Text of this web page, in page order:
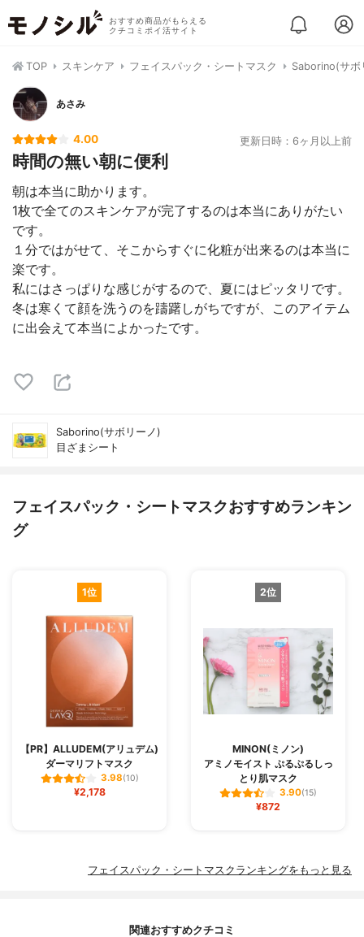
おすすめ商品がもらえる
クチコミポイ活サイト
TOP スキンケア フェイスパック・シートマスク Saborino(サボ
あさみ
4.00 更新日時：6ヶ月以上前
時間の無い朝に便利
朝は本当に助かります。
1枚で全てのスキンケアが完了するのは本当にありがたい
です。
１分ではがせて、そこからすぐに化粧が出来るのは本当に
楽です。
私にはさっぱりな感じがするので、夏にはピッタリです。
冬は寒くて顔を洗うのを躊躇しがちですが、このアイテム
に出会えて本当によかったです。
Saborino(サボリーノ)
目ざまシート
フェイスパック・シートマスクおすすめランキン
グ
1位
【PR】ALLUDEM(アリュデム)
ダーマリフトマスク
3.98(10)
¥2,178
2位
MINON(ミノン)
アミノモイスト ぷるぷるしっ
とり肌マスク
3.90(15)
¥872
フェイスパック・シートマスクランキングをもっと見る
関連おすすめクチコミ